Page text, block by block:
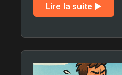
Lire la suite ▶︎